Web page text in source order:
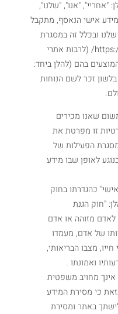
"אחריי", "אנו", "שלנו",
אישי הנאסף, מתקבל
ובכלל זה במסגרת
אתר האינטרנט שלנו https://aharai.org.il/ (לרבות אתרי
בהם (להלן ביחד:
זכר לשם הנוחות
שאנו מכירים
זו מפרטת את
הפעילות של
לאופן שבו מידע
כהגדרתו בחוק
תשמ"א – 1981 (להלן: "חוק הגנת
לאדם מזוהה או אדם
של אדם, מעמדו
מצבו הבריאותי,
ואמונתו .
אינך מחויב משפטית
כי מסירת המידע
באתר ומסירת